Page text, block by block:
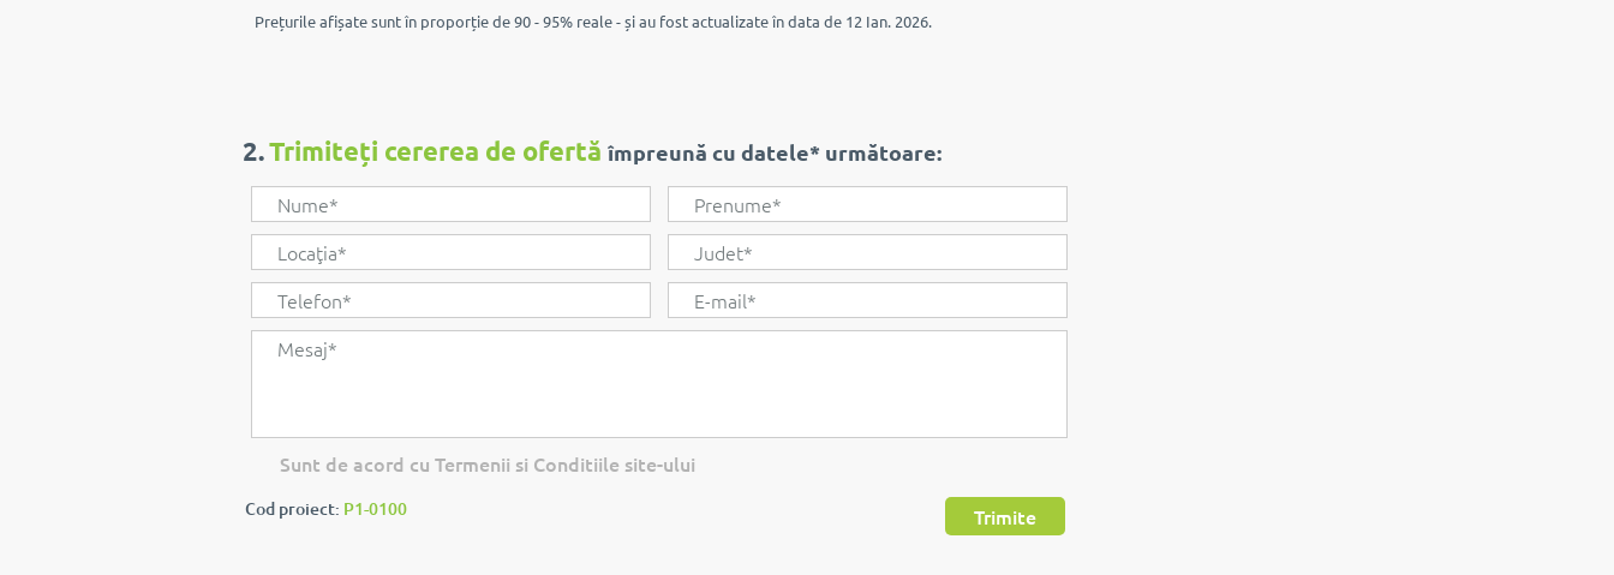
Prețurile afișate sunt în proporție de 90 - 95% reale - și au fost actualizate în data de 12 Ian. 2026.
2.Trimiteți cererea de ofertă împreună cu datele* următoare:
Sunt de acord cu Termenii si Conditiile site-ului
Cod proiect: P1-0100 Trimite